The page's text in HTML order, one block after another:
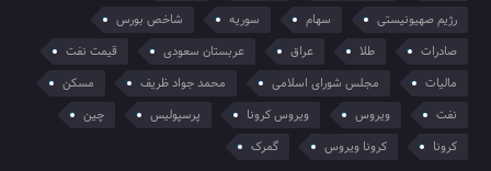
رژیم صهیونیستی
سهام سوریه
شاخص بورس
صادرات
طلا عراق عربستان سعودی
قیمت نفت
مالیات
مجلس شورای اسلامی محمد جواد ظریف
مسکن
نفت
ویروس ویروس کرونا پرسپولیس
چین
کرونا
کرونا ویروس گمرک